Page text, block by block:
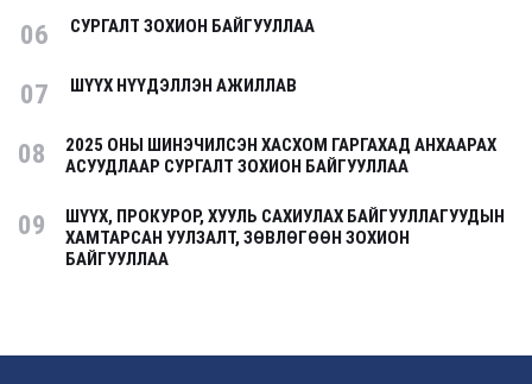
06 СУРГАЛТ ЗОХИОН БАЙГУУЛЛАА
07 ШҮҮХ НҮҮДЭЛЛЭН АЖИЛЛАВ
08
2025 ОНЫ ШИНЭЧИЛСЭН ХАСХОМ ГАРГАХАД АНХААРАХ
АСУУДЛААР СУРГАЛТ ЗОХИОН БАЙГУУЛЛАА
09
ШҮҮХ, ПРОКУРОР, ХУУЛЬ САХИУЛАХ БАЙГУУЛЛАГУУДЫН
ХАМТАРСАН УУЛЗАЛТ, ЗӨВЛӨГӨӨН ЗОХИОН
БАЙГУУЛЛАА